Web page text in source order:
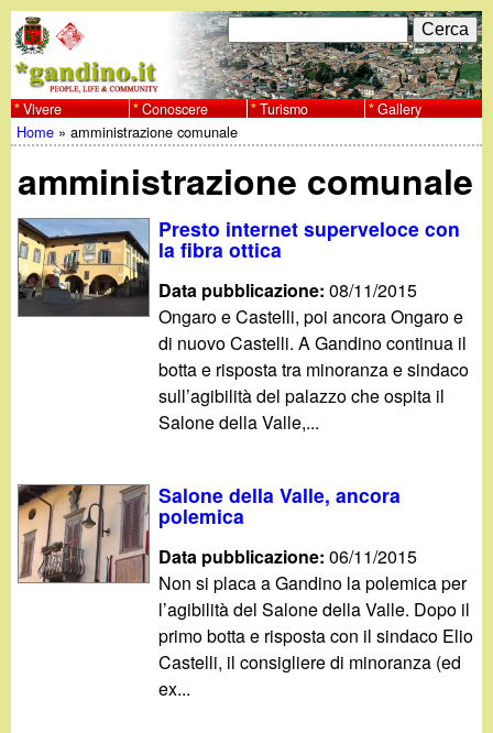
al
contenuto
principale
w
w
w
.
d
F
o
r
m
d
i
r
i
c
e
r
c
a
C
e
r
c
a
Vivere Conoscere Turismo Gallery
sei
qui
Home »amministrazione comunale
amministrazione comunale
Presto internet superveloce con
la fibra ottica
Data pubblicazione:08/11/2015
Ongaro e Castelli, poi ancora Ongaro e
di nuovo Castelli. A Gandino continua il
botta e risposta tra minoranza e sindaco
sull’agibilità del palazzo che ospita il
Salone della Valle,...
Salone della Valle, ancora
polemica
Data pubblicazione:06/11/2015
Non si placa a Gandino la polemica per
l’agibilità del Salone della Valle. Dopo il
primo botta e risposta con il sindaco Elio
Castelli, il consigliere di minoranza (ed
ex...